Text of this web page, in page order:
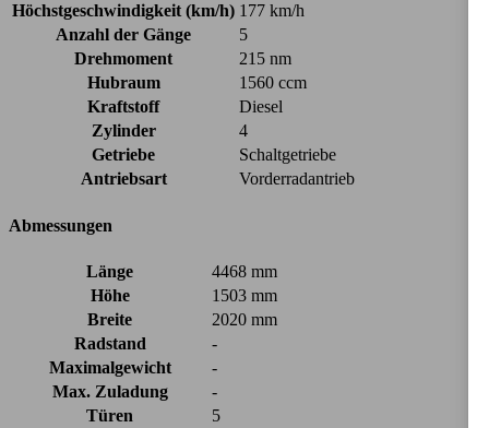
Höchstgeschwindigkeit (km/h) 177 km/h
Anzahl der Gänge
5
Drehmoment
215 nm
Hubraum
1560 ccm
Kraftstoff
Diesel
Zylinder
4
Getriebe
Schaltgetriebe
Antriebsart
Vorderradantrieb
Abmessungen
Länge
4468 mm
Höhe
1503 mm
Breite
2020 mm
Radstand
-
Maximalgewicht
-
Max. Zuladung
-
Türen
5